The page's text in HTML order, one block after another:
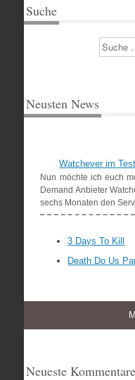
Suche
Suchen
Neusten News
Watchever im
Nun möchte ich euch
Demand Anbieter
sechs Monaten den
3 Days To Kill
Death Do Us
Neueste Kommentare